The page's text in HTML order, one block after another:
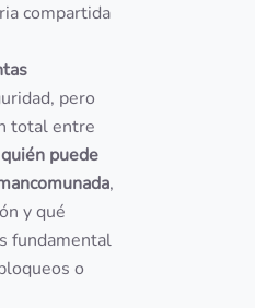
compartida
pero
total entre
quién puede
,
y qué
fundamental
o